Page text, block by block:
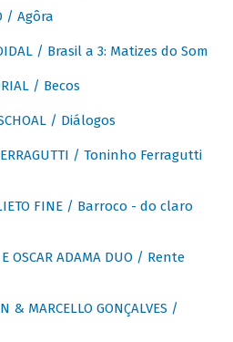
/ Agôra
/ Brasil a 3: Matizes do Som
/ Becos
/ Diálogos
/ Toninho Ferragutti
LIETO FINE / Barroco - do claro
OSCAR ADAMA DUO / Rente
& MARCELLO GONÇALVES /